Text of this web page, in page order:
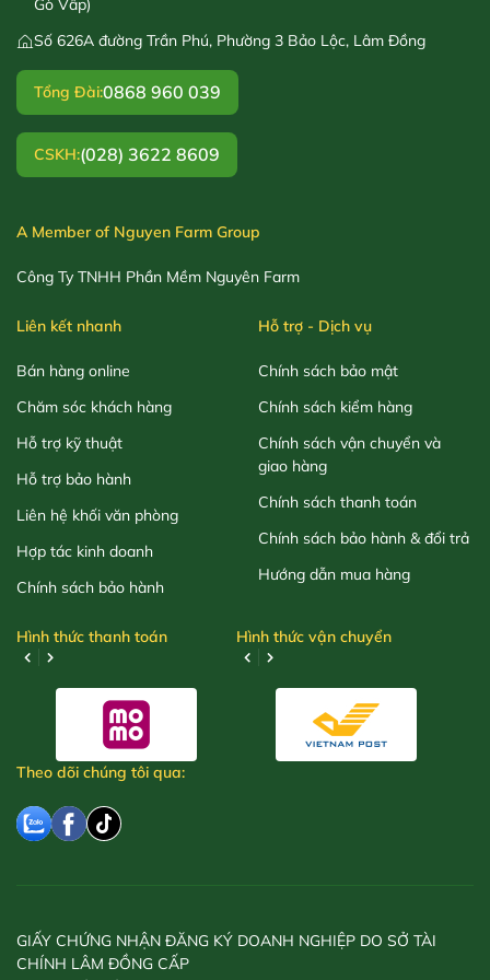
Gò Vấp)
Số 626A đường Trần Phú, Phường 3 Bảo Lộc, Lâm Đồng
Tổng Đài:0868 960 039
CSKH:(028) 3622 8609
A Member of Nguyen Farm Group
Công Ty TNHH Phần Mềm Nguyên Farm
Liên kết nhanh
Bán hàng online
Chăm sóc khách hàng
Hỗ trợ kỹ thuật
Hỗ trợ bảo hành
Liên hệ khối văn phòng
Hợp tác kinh doanh
Chính sách bảo hành
Hỗ trợ - Dịch vụ
Chính sách bảo mật
Chính sách kiểm hàng
Chính sách vận chuyển và
giao hàng
Chính sách thanh toán
Chính sách bảo hành & đổi trả
Hướng dẫn mua hàng
Hình thức thanh toán Hình thức vận chuyển
Theo dõi chúng tôi qua:
GIẤY CHỨNG NHẬN ĐĂNG KÝ DOANH NGHIỆP DO SỞ TÀI
CHÍNH LÂM ĐỒNG CẤP